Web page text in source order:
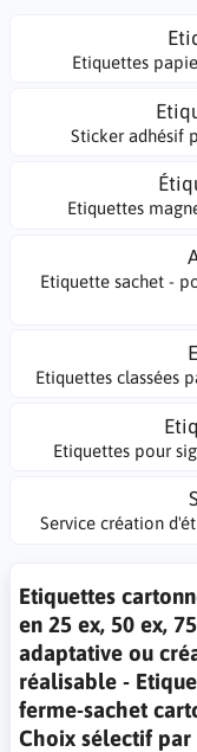
Etiquettes
Sticker adhésif
Etiquettes
Etiquette sachet -
Etiquettes classées
Etiquettes pour
Service création
Etiquettes
en 25 ex, 50 ex,
adaptative ou
réalisable -
ferme-sachet
Choix sélectif